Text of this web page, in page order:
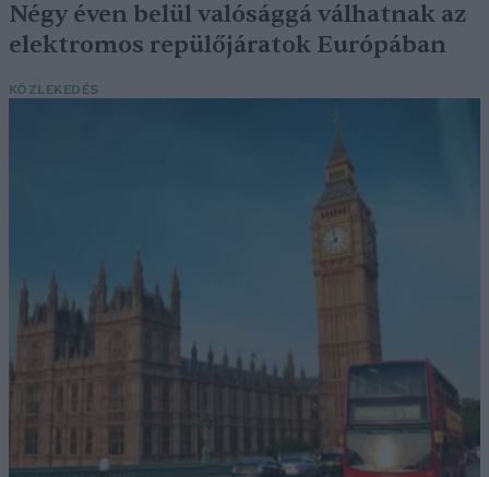
Négy éven belül valósággá válhatnak az
elektromos repülőjáratok Európában
KÖZLEKEDÉS